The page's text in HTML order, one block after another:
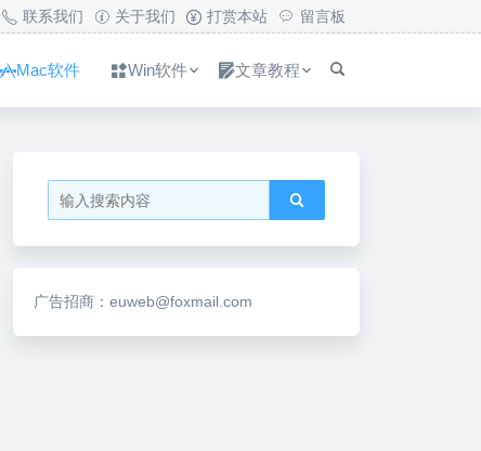
联系我们 关于我们 打赏本站 留言板
Mac软件 Win软件 文章教程
广告招商：euweb@foxmail.com